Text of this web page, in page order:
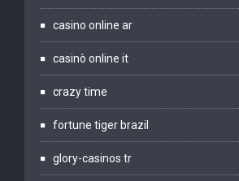
casino online ar
casinò online it
crazy time
fortune tiger brazil
glory-casinos tr